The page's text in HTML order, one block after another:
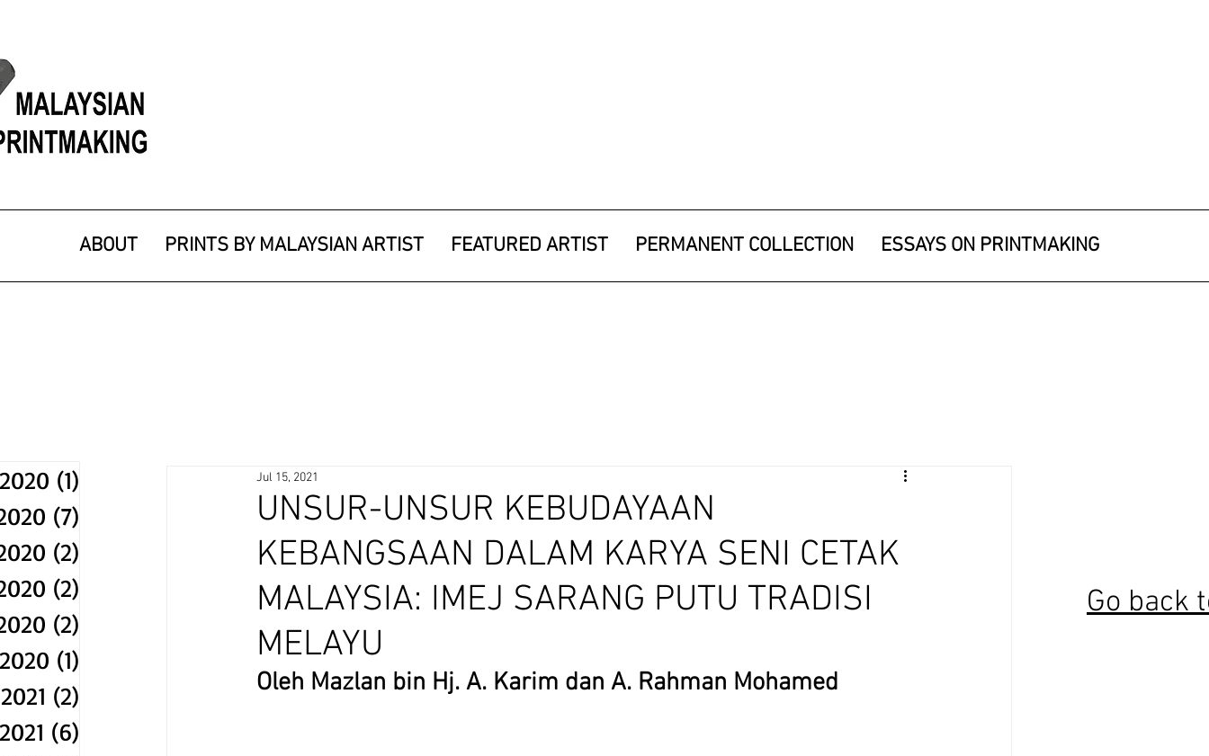
ABOUT PRINTS BY MALAYSIAN ARTIST FEATURED ARTIST PERMANENT COLLECTION ESSAYS ON PRINTMAKING
(1)
(7)
(2)
(2)
(2)
(1)
(2)
(6)
UNSUR-UNSUR KEBUDAYAAN
KEBANGSAAN DALAM KARYA SENI CETAK
MALAYSIA: IMEJ SARANG PUTU TRADISI
MELAYU
Jul 15, 2021
Oleh Mazlan bin Hj. A. Karim dan A. Rahman Mohamed
Go back